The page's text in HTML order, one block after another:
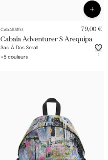
Cab493ffkt 79,00 €
Cabaïa Adventurer S Arequipa
Sac À Dos Small
1
+5 couleurs